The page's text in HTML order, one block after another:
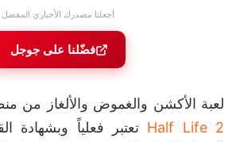
أجعلنا مصدرك الأخباري المفضل
فضّلنا على جوجل
لعبة الأكشن والغموض والألغاز من
Half Life 2 تعتبر فعلياً وبشهادة